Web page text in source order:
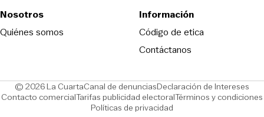
Nosotros
Quiénes somos
Información
Código de eticaOpens in new
Contáctanos
© 2026 La CuartaCanal de denunciasOpens in new window
Declaración de Intereses
Contacto comercialOpens in new window
Tarifas publicidad electoralOpens in new window
Términos y condiciones
Políticas de privacidad